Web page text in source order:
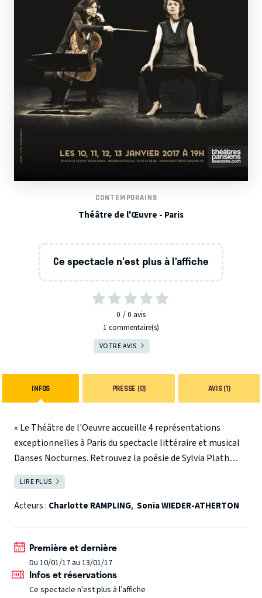
CONTEMPORAINS
Théâtre de l'Œuvre - Paris
Ce spectacle n'est plus à l’affiche
0 0 avis
1 commentaire(s)
VOTRE AVIS
INFOS PRESSE (0) AVIS (1)
« Le Théâtre de l'Oeuvre accueille 4 représentations
exceptionnelles à Paris du spectacle littéraire et musical
Danses Nocturnes. Retrouvez la poésie de Sylvia Plath
contée par l'immense Charlotte Rampling accompagnée
au violoncelle par la talentueuse Sonia Wieder-Atherton.
Quand les mots de la poétesse américaine rencontrent les
LIRE PLUS
Acteurs : Charlotte RAMPLING, Sonia WIEDER-ATHERTON
Première et dernière
Du 10/01/17 au 13/01/17
Infos et réservations
Ce spectacle n'est plus à l’affiche